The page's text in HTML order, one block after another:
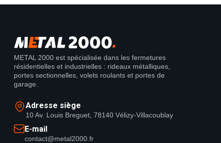
METAL 2000 est spécialisée dans les fermetures
résidentielles et industrielles : rideaux métalliques,
portes sectionnelles, volets roulants et portes de
garage.
Adresse siège
10 Av. Louis Breguet, 78140 Vélizy-Villacoublay
E-mail
contact@metal2000.fr